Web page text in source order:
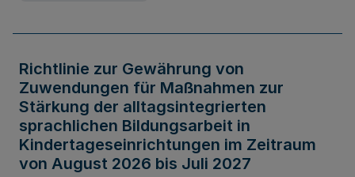
Richtlinie zur Gewährung von
Zuwendungen für Maßnahmen zur
Stärkung der alltagsintegrierten
sprachlichen Bildungsarbeit in
Kindertageseinrichtungen im Zeitraum
von August 2026 bis Juli 2027